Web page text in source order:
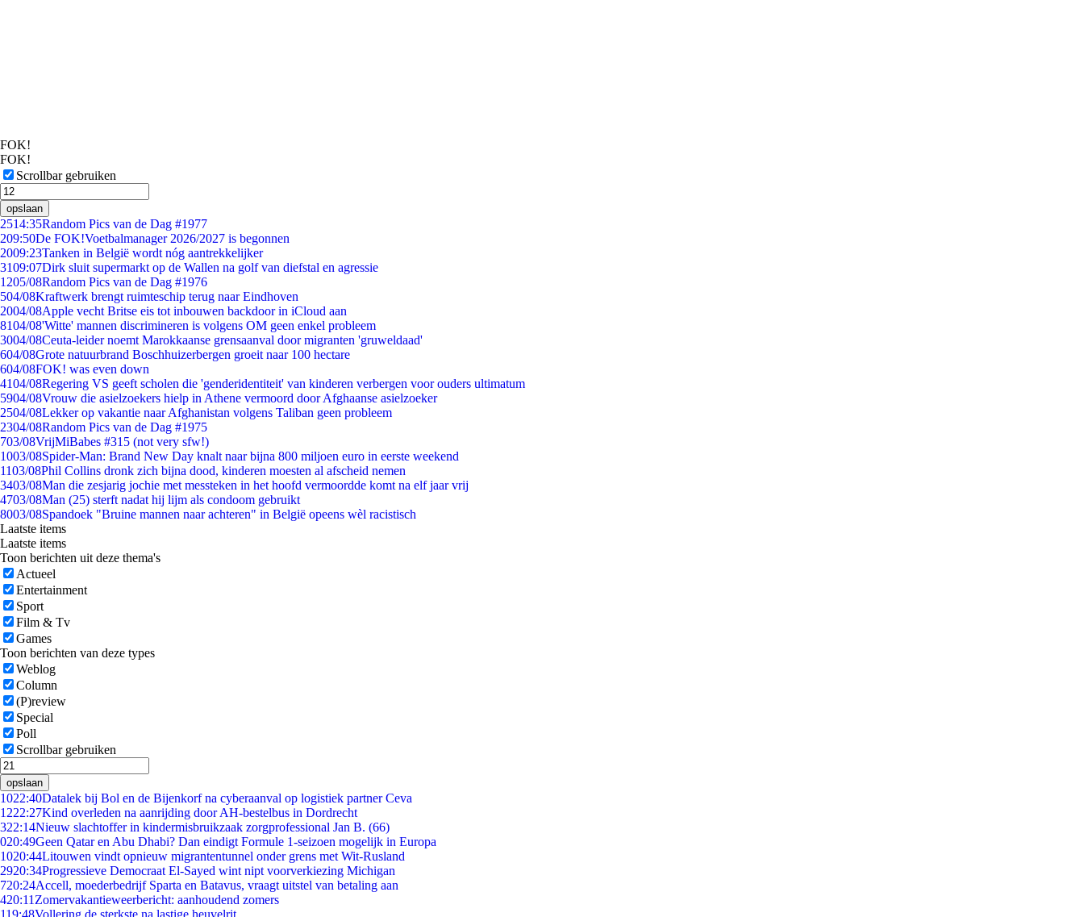
FOK!
FOK!
Scrollbar gebruiken
opslaan
2514:35Random Pics van de Dag #1977
209:50De FOK!Voetbalmanager 2026/2027 is begonnen
2009:23Tanken in België wordt nóg aantrekkelijker
3109:07Dirk sluit supermarkt op de Wallen na golf van diefstal en agressie
1205/08Random Pics van de Dag #1976
504/08Kraftwerk brengt ruimteschip terug naar Eindhoven
2004/08Apple vecht Britse eis tot inbouwen backdoor in iCloud aan
8104/08'Witte' mannen discrimineren is volgens OM geen enkel probleem
3004/08Ceuta-leider noemt Marokkaanse grensaanval door migranten 'gruweldaad'
604/08Grote natuurbrand Boschhuizerbergen groeit naar 100 hectare
604/08FOK! was even down
4104/08Regering VS geeft scholen die 'genderidentiteit' van kinderen verbergen voor ouders ultimatum
5904/08Vrouw die asielzoekers hielp in Athene vermoord door Afghaanse asielzoeker
2504/08Lekker op vakantie naar Afghanistan volgens Taliban geen probleem
2304/08Random Pics van de Dag #1975
703/08VrijMiBabes #315 (not very sfw!)
1003/08Spider-Man: Brand New Day knalt naar bijna 800 miljoen euro in eerste weekend
1103/08Phil Collins dronk zich bijna dood, kinderen moesten al afscheid nemen
3403/08Man die zesjarig jochie met messteken in het hoofd vermoordde komt na elf jaar vrij
4703/08Man (25) sterft nadat hij lijm als condoom gebruikt
8003/08Spandoek "Bruine mannen naar achteren" in België opeens wèl racistisch
Laatste items
Laatste items
Toon berichten uit deze thema's
Actueel
Entertainment
Sport
Film & Tv
Games
Toon berichten van deze types
Weblog
Column
(P)review
Special
Poll
Scrollbar gebruiken
opslaan
1022:40Datalek bij Bol en de Bijenkorf na cyberaanval op logistiek partner Ceva
1222:27Kind overleden na aanrijding door AH-bestelbus in Dordrecht
322:14Nieuw slachtoffer in kindermisbruikzaak zorgprofessional Jan B. (66)
020:49Geen Qatar en Abu Dhabi? Dan eindigt Formule 1-seizoen mogelijk in Europa
1020:44Litouwen vindt opnieuw migrantentunnel onder grens met Wit-Rusland
2920:34Progressieve Democraat El-Sayed wint nipt voorverkiezing Michigan
720:24Accell, moederbedrijf Sparta en Batavus, vraagt uitstel van betaling aan
420:11 Zomervakantieweerbericht: aanhoudend zomers
119:48Vollering de sterkste na lastige heuvelrit